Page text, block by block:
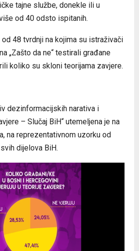
tajne službe, donekle ili u
od 40 odsto ispitanih.
48 tvrdnji na kojima su istraživači
„Zašto da ne“ testirali građane
koliko su skloni teorijama zavjere.
dezinformacijskih narativa i
– Slučaj BiH“ utemeljena je na
na reprezentativnom uzorku od
dijelova BiH.